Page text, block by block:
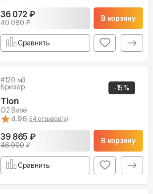
36 072 ₽
40 080₽
В корзину
Сравнить
-15%
#120 м3
Бризер
Tion
O2 Base
★
★4.96 |54 отзывов(а)
39 865 ₽
46 900₽
В корзину
Сравнить